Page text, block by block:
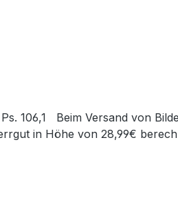
in Höhe von 28,99€